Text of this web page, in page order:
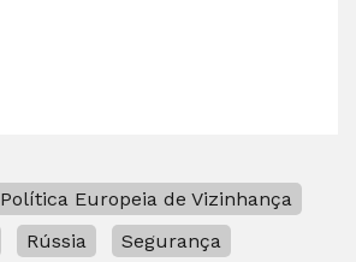
Política Europeia de Vizinhança
Rússia
Segurança